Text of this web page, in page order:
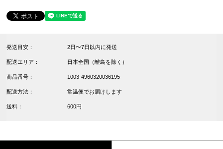
発送目安： 2日〜7日以内に発送
配送エリア： 日本全国（離島を除く）
商品番号： 1003-4960320036195
配送方法： 常温便でお届けします
送料： 600円